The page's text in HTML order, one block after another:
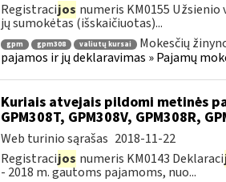
Registracijos numeris KM0155
jų sumokėtas (išskaičiuotas)...
gpm gpm308 valiutų kursai Mokesčių
pajamos ir jų deklaravimas » Pajamų
Kuriais atvejais pildomi metinės
GPM308T, GPM308V, GPM308R,
Web turinio sąrašas 2018-11-22
Registracijos numeris KM0143 Deklaraci
- 2018 m. gautoms pajamoms, nuo...